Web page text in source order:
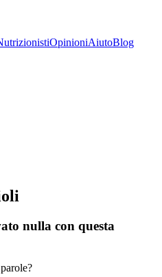
OpinioniAiutoBlog
nulla con questa